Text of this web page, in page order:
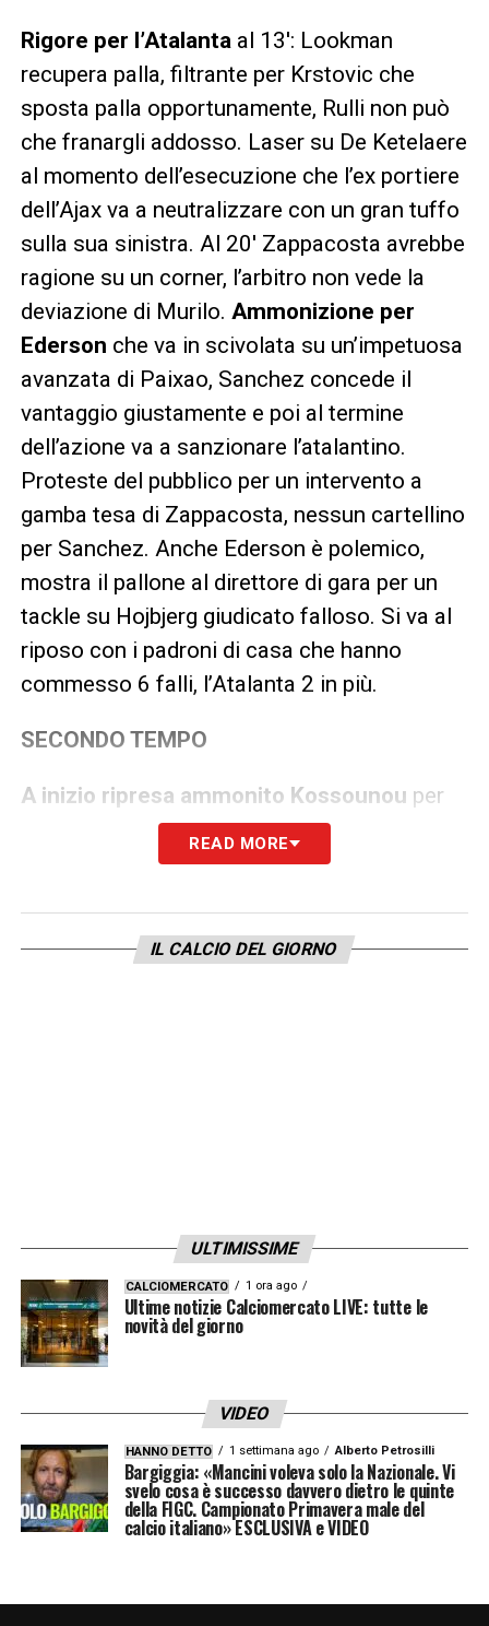
Rigore per l’Atalanta al 13′: Lookman
recupera palla, filtrante per Krstovic che
sposta palla opportunamente, Rulli non può
che franargli addosso. Laser su De Ketelaere
al momento dell’esecuzione che l’ex portiere
dell’Ajax va a neutralizzare con un gran tuffo
sulla sua sinistra. Al 20′ Zappacosta avrebbe
ragione su un corner, l’arbitro non vede la
deviazione di Murilo. Ammonizione per
Ederson che va in scivolata su un’impetuosa
avanzata di Paixao, Sanchez concede il
vantaggio giustamente e poi al termine
dell’azione va a sanzionare l’atalantino.
Proteste del pubblico per un intervento a
gamba tesa di Zappacosta, nessun cartellino
per Sanchez. Anche Ederson è polemico,
mostra il pallone al direttore di gara per un
tackle su Hojbjerg giudicato falloso. Si va al
riposo con i padroni di casa che hanno
commesso 6 falli, l’Atalanta 2 in più.
SECONDO TEMPO
A inizio ripresa ammonito Kossounou per
pestone a Paixao, forse involontario ma
assolutamente evidente, poco dopo Juric
rischi. Molto pronto Sanchez a interrompere
il gioco per una pallonata in faccia subita da
Marsiglia era stato tagliato fuori da un rinvio
di Carnesecchi. Check Var sul gol di
Lookman piuttosto prolungato,rete
annullata per fuorigioco di Krstovic
sviluppo dell’azione.
termine Samardzic avanza, rientra sul
sinistro e fa un grandissimo tiro a giro che
determina lo 0-1; in precedenza, però, in
area di rigore Ederson stoppa male il pallone
che gli va contro il braccio: tante proteste,
giallo, ma la rete viene convalidata. Gara
READ MORE
IL CALCIO DEL GIORNO
ULTIMISSIME
CALCIOMERCATO 1 ora ago
Ultime notizie Calciomercato LIVE: tutte le
novità del giorno
VIDEO
HANNO DETTO 1 settimana ago Alberto Petrosilli
Bargiggia: «Mancini voleva solo la Nazionale. Vi
svelo cosa è successo davvero dietro le quinte
della FIGC. Campionato Primavera male del
calcio italiano» ESCLUSIVA e VIDEO